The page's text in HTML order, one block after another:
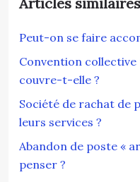
Peut-on se faire
Convention collective
couvre-t-elle ?
Société de rachat de
leurs services ?
Abandon de poste «
penser ?